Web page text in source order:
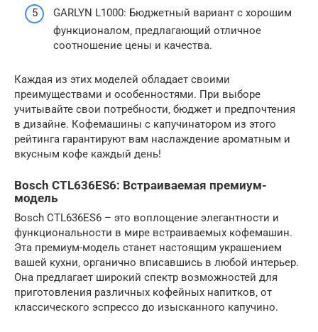
GARLYN L1000: Бюджетный вариант с хорошим
функционалом‚ предлагающий отличное
соотношение цены и качества.
Каждая из этих моделей обладает своими
преимуществами и особенностями. При выборе
учитывайте свои потребности‚ бюджет и предпочтения
в дизайне. Кофемашины с капучинатором из этого
рейтинга гарантируют вам наслаждение ароматным и
вкусным кофе каждый день!
Bosch CTL636ES6: Встраиваемая премиум-
модель
Bosch CTL636ES6 – это воплощение элегантности и
функциональности в мире встраиваемых кофемашин.
Эта премиум-модель станет настоящим украшением
вашей кухни‚ органично вписавшись в любой интерьер.
Она предлагает широкий спектр возможностей для
приготовления различных кофейных напитков‚ от
классического эспрессо до изысканного капучино.